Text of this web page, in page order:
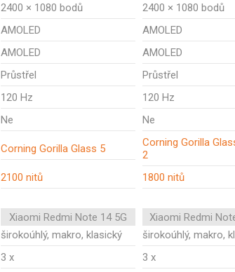
2400 × 1080 bodů
2400 × 1080 bodů
AMOLED
AMOLED
AMOLED
AMOLED
Průstřel
Průstřel
120 Hz
120 Hz
Ne Ne
Corning Gorilla Glass 5
Corning Gorilla
2
2100 nitů 1800 nitů
Xiaomi Redmi Note 14 5G
Xiaomi Redmi
širokoúhlý, makro, klasický
širokoúhlý, makro,
3 x
3 x